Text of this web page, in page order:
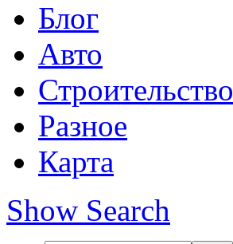
Блог
Авто
Строительство
Разное
Карта
Show Search